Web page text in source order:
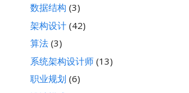
数据结构 (3)
架构设计 (42)
算法 (3)
系统架构设计师 (13)
职业规划 (6)